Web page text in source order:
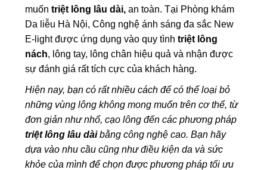
muốntriệt lông lâu dài, an toàn. Tại Phòng khám
Da liễu Hà Nội, Công nghệ ánh sáng đa sắc New
E-light được ứng dụng vào quy tìnhtriệt lông
nách, lông tay, lông chân hiệu quả và nhận được
sự đánh giá rất tích cực của khách hàng.
Hiện nay, bạn có rất nhiều cách để có thể loại bỏ
những vùng lông không mong muốn trên cơ thể, từ
đơn giản như nhổ, cạo lông đến các phương pháp
triệt lông lâu dàibằng công nghệ cao. Bạn hãy
dựa vào nhu cầu cũng như điều kiện da và sức
khỏe của mình để chọn được phương pháp tối ưu